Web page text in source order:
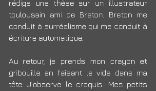
rédige une thèse sur un illustrateur
toulousain ami de Breton. Breton me
conduit à surréalisme qui me conduit à
écriture automatique.
Au retour, je prends mon crayon et
gribouille en faisant le vide dans ma
tête. J'observe le croquis. Mes petits